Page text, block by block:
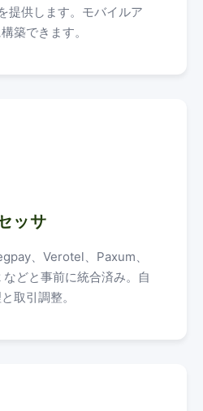
提供します。モバイルア
築できます。
ッサ
、Verotel、Paxum、
どと事前に統合済み。自
取引調整。